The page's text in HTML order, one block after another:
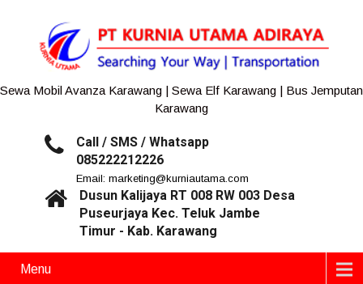
Sewa Mobil Avanza Karawang | Sewa Elf Karawang | Bus Jemputan
Karawang
Call / SMS / Whatsapp
085222212226
Email: marketing@kurniautama.com
Dusun Kalijaya RT 008 RW 003 Desa
Puseurjaya Kec. Teluk Jambe
Timur - Kab. Karawang
Menu